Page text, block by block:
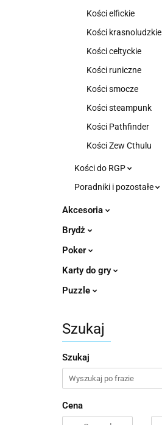
Kości elfickie
Kości krasnoludzkie
Kości celtyckie
Kości runiczne
Kości smocze
Kości steampunk
Kości Pathfinder
Kości Zew Cthulu
Kości do RGP
Poradniki i pozostałe
Akcesoria
Brydż
Poker
Karty do gry
Puzzle
Szukaj
Szukaj
Cena